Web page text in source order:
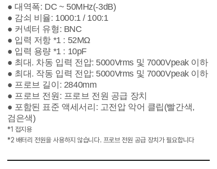
● 대역폭: DC ~ 50MHz(-3dB)
● 감쇠 비율: 1000:1 / 100:1
● 커넥터 유형: BNC
● 입력 저항 *1 : 52MΩ
● 입력 용량 *1 : 10pF
● 최대. 차동 입력 전압: 5000Vrms 및 7000Vpeak 이하
● 최대. 작동 입력 전압: 5000Vrms 및 7000Vpeak 이하
● 프로브 길이: 2840mm
● 프로브 전원: 프로브 전원 공급 장치
● 포함된 표준 액세서리: 고전압 악어 클립(빨간색,
검은색)
*1 접지용
*2 배터리 전원을 사용하지 않습니다. 프로브 전원 공급 장치가 필요합니다